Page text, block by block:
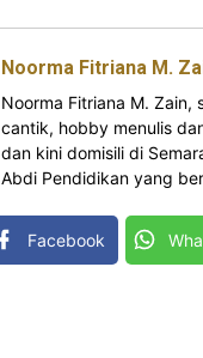
Noorma Fitriana M.
Noorma Fitriana M. Zain,
cantik, hobby menulis
dan kini domisili di
Abdi Pendidikan yang
Facebook